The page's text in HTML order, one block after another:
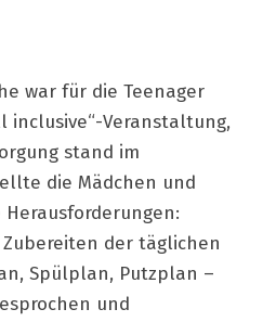
war für die Teenager
inclusive“-Veranstaltung,
stand im
die Mädchen und
der täglichen
Spülplan, Putzplan –
und